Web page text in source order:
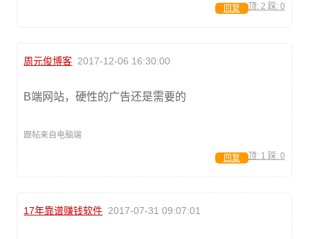
顶: 2 踩: 0
回复
周元俊博客 2017-12-06 16:30:00
B端网站，硬性的广告还是需要的
跟帖来自电脑端
顶: 1 踩: 0
回复
17年靠谱赚钱软件 2017-07-31 09:07:01